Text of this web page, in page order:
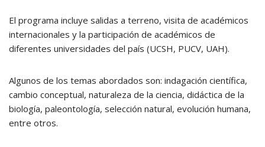
El programa incluye salidas a terreno, visita de académicos
internacionales y la participación de académicos de
diferentes universidades del país (UCSH, PUCV, UAH).
Algunos de los temas abordados son: indagación científica,
cambio conceptual, naturaleza de la ciencia, didáctica de la
biología, paleontología, selección natural, evolución humana,
entre otros.